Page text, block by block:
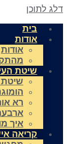
לתוכן
בית
אודות
אודות
שיטת
שיטת
רא
ארבעה
איך
קריאה